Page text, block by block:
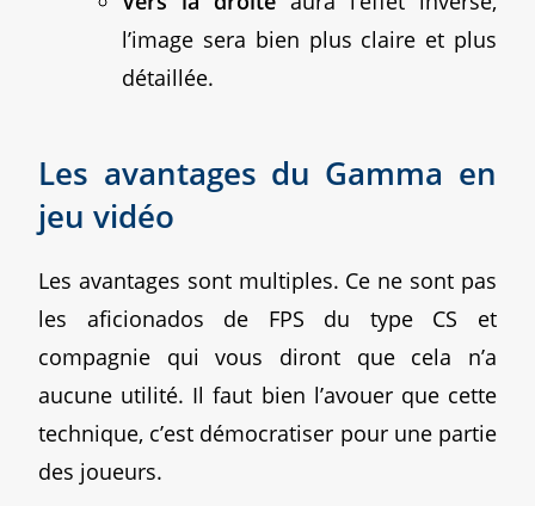
l’image sera bien plus claire et plus
détaillée.
Les avantages du Gamma en
jeu vidéo
Les avantages sont multiples. Ce ne sont pas
les aficionados de FPS du type CS et
compagnie qui vous diront que cela n’a
aucune utilité. Il faut bien l’avouer que cette
technique, c’est démocratiser pour une partie
des joueurs.